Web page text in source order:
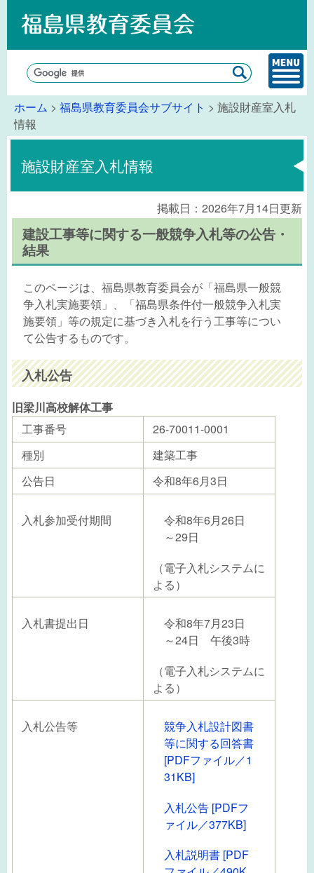
ホーム > 福島県教育委員会サブサイト > 施設財産室入札
情報
施設財産室入札情報
掲載日：2026年7月14日更新
建設工事等に関する一般競争入札等の公告・
結果
このページは、福島県教育委員会が「福島県一般競
争入札実施要領」、「福島県条件付一般競争入札実
施要領」等の規定に基づき入札を行う工事等につい
て公告するものです。
入札公告
旧梁川高校解体工事
工事番号
26-70011-0001
種別
建築工事
公告日
令和8年6月3日
入札参加受付期間
令和8年6月26日
～29日
（電子入札システムに
よる）
入札書提出日
令和8年7月23日
～24日 午後3時
（電子入札システムに
よる）
入札公告等
競争入札設計図書
等に関する回答書
[PDFファイル／1
31KB]
入札公告 [PDFフ
ァイル／377KB]
入札説明書 [PDF